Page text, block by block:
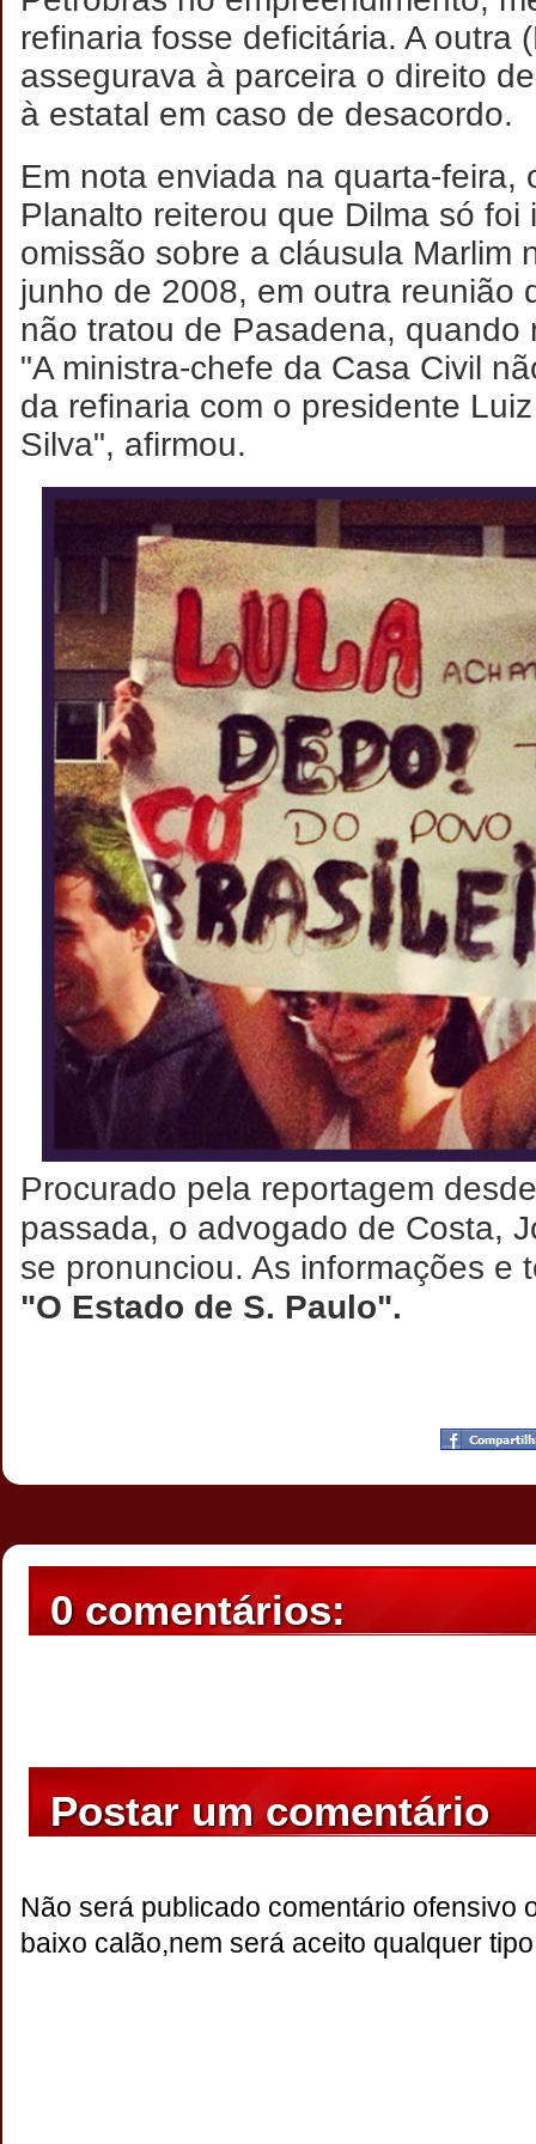
refinaria fosse deficitária. A outra
assegurava à parceira o direito
à estatal em caso de desacordo.
Em nota enviada na quarta-feira,
Planalto reiterou que Dilma só foi
omissão sobre a cláusula Marlim
junho de 2008, em outra reunião
não tratou de Pasadena, quando
"A ministra-chefe da Casa Civil
da refinaria com o presidente
Silva", afirmou.
Procurado pela reportagem
passada, o advogado de Costa,
se pronunciou. As informações e
"O Estado de S. Paulo".
19:47
0 comentários:
Postar um comentário
Não será publicado comentário ofensivo
baixo calão,nem será aceito qualquer